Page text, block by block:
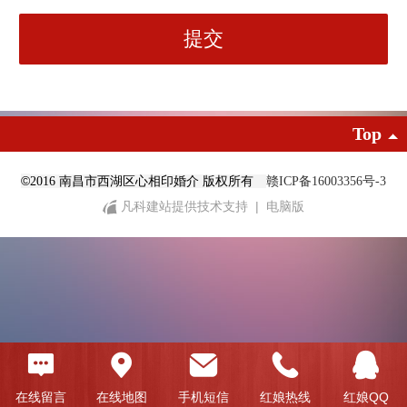
Top
©2016 南昌市西湖区心相印婚介 版权所有 赣ICP备16003356号-3
凡科建站提供技术支持 | 电脑版
在线留言 在线地图 手机短信 红娘热线 红娘QQ